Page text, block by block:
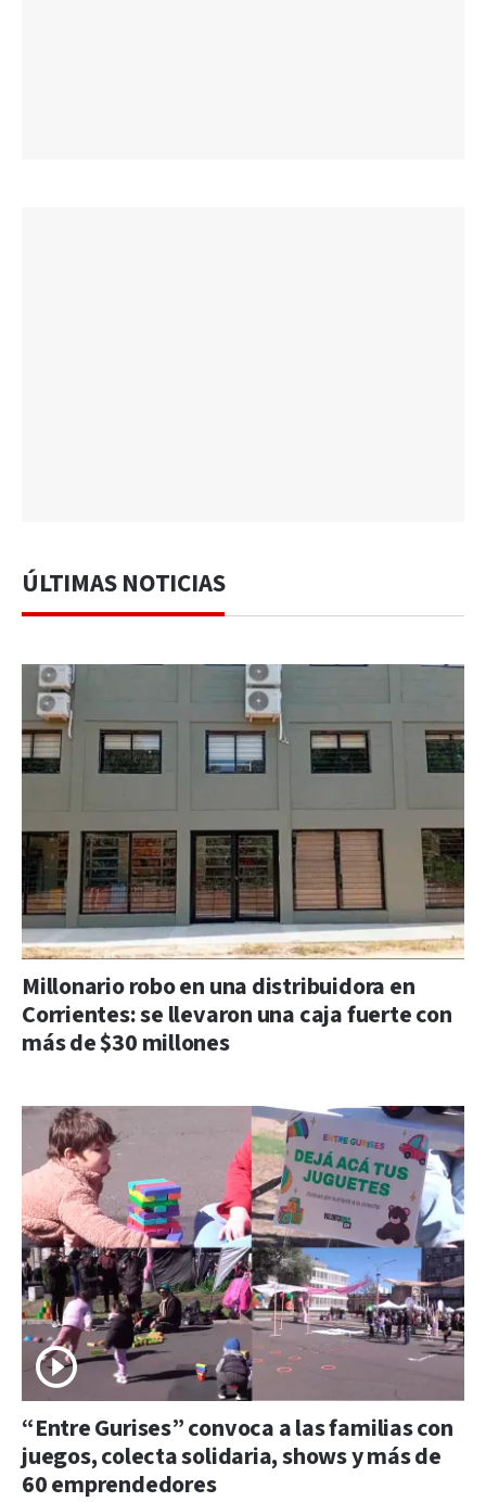
ÚLTIMAS NOTICIAS
Millonario robo en una distribuidora en
Corrientes: se llevaron una caja fuerte con
más de $30 millones
“Entre Gurises” convoca a las familias con
juegos, colecta solidaria, shows y más de
60 emprendedores